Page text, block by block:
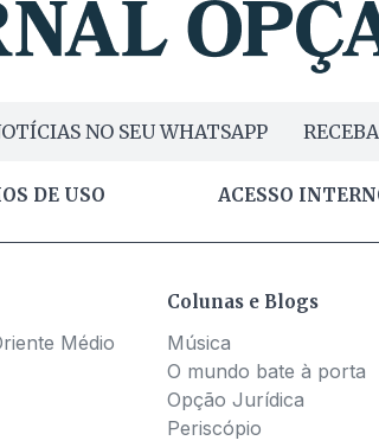
NO SEU WHATSAPP
DE USO ACESSO
Médio
Colunas e Blogs
Música
O mundo bate à porta
Opção Jurídica
Periscópio